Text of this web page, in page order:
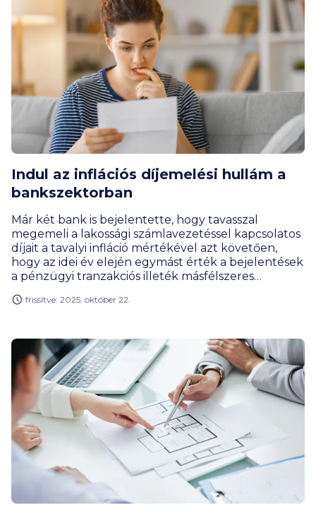
Indul az inflációs díjemelési hullám a
bankszektorban
Már két bank is bejelentette, hogy tavasszal
megemeli a lakossági számlavezetéssel kapcsolatos
díjait a tavalyi infláció mértékével azt követően,
hogy az idei év elején egymást érték a bejelentések
a pénzügyi tranzakciós illeték másfélszeres
BiztosDöntés.hu.
frissítve: 2025. október 22.